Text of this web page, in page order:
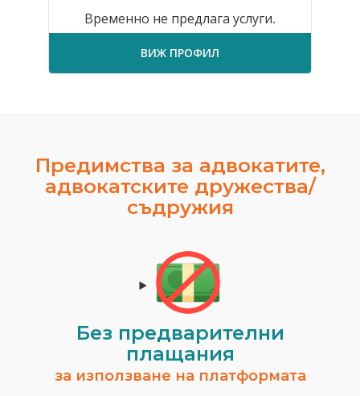
Временно не предлага услуги.
ВИЖ ПРОФИЛ
Предимства за адвокатите,
адвокатските дружества/
съдружия
Без предварителни
плащания
за използване на платформата